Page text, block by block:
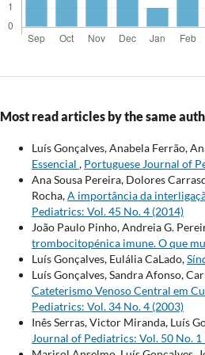
Most read articles by the same
Luís Gonçalves, Anabela Ferrão,
Essencial , Portuguese Journal of
Ana Sousa Pereira, Dolores
Rocha,A importância da
Pediatrics: Vol. 45 No. 4 (2014)
João Paulo Pinho, Andreia G.
trombocitopénica imune. O que
Luís Gonçalves, Eulália CaLado,
Luís Gonçalves, Sandra Afonso,
Cateterismo Venoso Central em
Pediatrics: Vol. 34 No. 4 (2003)
Inês Serras, Victor Miranda, Luís
Journal of Pediatrics: Vol. 50 No. 1